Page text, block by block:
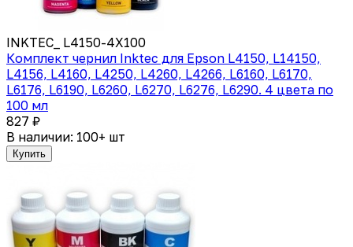
INKTEC_ L4150-4X100
Комплект чернил Inktec для Epson L4150, L14150,
L4156, L4160, L4250, L4260, L4266, L6160, L6170,
L6176, L6190, L6260, L6270, L6276, L6290. 4 цвета по
100 мл
827 ₽
В наличии: 100+ шт
Купить